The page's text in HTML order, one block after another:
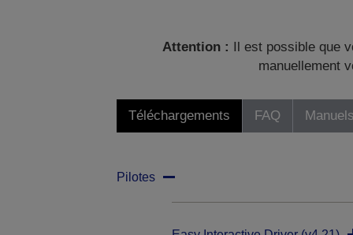
Attention :
Il est possible que
manuellement
Téléchargements FAQ
Pilotes